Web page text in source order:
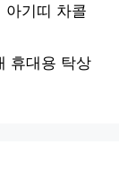
아기띠 차콜
휴대용 탁상